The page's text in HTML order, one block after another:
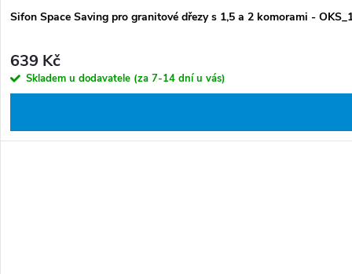
Sifon Space Saving pro granitové dřezy s 1,5 a 2 komorami -
639 Kč
Skladem u dodavatele (za 7-14 dní u vás)